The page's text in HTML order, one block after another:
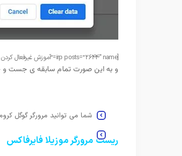
[irp posts=”2644″ name=”آموزش غیرفعال کردن به اشتراک گذاری موقعیت مکانی در مرورگر های اینترنت”]
و به این صورت تمام سابقه ی جست
شما می توانید مرورگر گوگل کروم
ریست مرورگر موزیلا فایرفاکس